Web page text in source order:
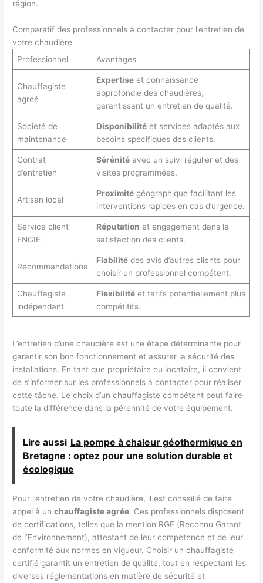
région.
Comparatif des professionnels à contacter pour l’entretien de
votre chaudière
Professionnel
Avantages
Chauffagiste
agréé
Expertiseet connaissance
approfondie des chaudières,
garantissant un entretien de qualité.
Société de
maintenance
Disponibilitéet services adaptés aux
besoins spécifiques des clients.
Contrat
d’entretien
Sérénitéavec un suivi régulier et des
visites programmées.
Artisan local
Proximitégéographique facilitant les
interventions rapides en cas d’urgence.
Service client
ENGIE
Réputation et engagement dans la
satisfaction des clients.
Recommandations
Fiabilitédes avis d’autres clients pour
choisir un professionnel compétent.
Chauffagiste
indépendant
Flexibilitéet tarifs potentiellement plus
compétitifs.
L’entretien d’une chaudière est une étape déterminante pour
garantir son bon fonctionnement et assurer la sécurité des
installations. En tant que propriétaire ou locataire, il convient
de s’informer sur les professionnels à contacter pour réaliser
cette tâche. Le choix d’un chauffagiste compétent peut faire
toute la différence dans la pérennité de votre équipement.
Lire aussi La pompe à chaleur géothermique en
Bretagne : optez pour une solution durable et
écologique
Pour l’entretien de votre chaudière, il est conseillé de faire
appel à unchauffagiste agrée. Ces professionnels disposent
de certifications, telles que la mention RGE (Reconnu Garant
de l’Environnement), attestant de leur compétence et de leur
conformité aux normes en vigueur. Choisir un chauffagiste
certifié garantit un entretien de qualité, tout en respectant les
diverses réglementations en matière de sécurité et